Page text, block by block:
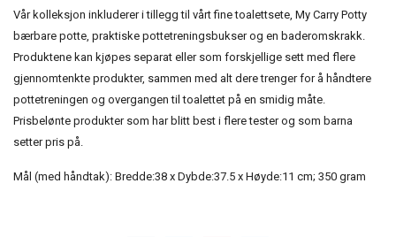
Vår kolleksjon inkluderer i tillegg til vårt fine toalettsete, My Carry Potty
bærbare potte, praktiske pottetreningsbukser og en baderomskrakk.
Produktene kan kjøpes separat eller som forskjellige sett med flere
gjennomtenkte produkter, sammen med alt dere trenger for å håndtere
pottetreningen og overgangen til toalettet på en smidig måte.
Prisbelønte produkter som har blitt best i flere tester og som barna
setter pris på.
Mål (med håndtak): ‎Bredde:38 x Dybde:37.5 x Høyde:11 cm; 350 gram